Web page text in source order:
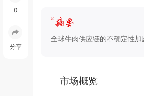
全球牛肉供应链的不确定性加
市场概览
0
分享